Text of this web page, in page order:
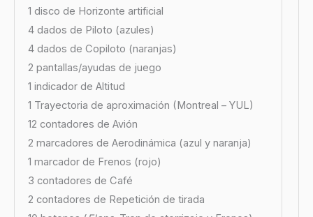
1 disco de Horizonte artificial
4 dados de Piloto (azules)
4 dados de Copiloto (naranjas)
2 pantallas/ayudas de juego
1 indicador de Altitud
1 Trayectoria de aproximación (Montreal – YUL)
12 contadores de Avión
2 marcadores de Aerodinámica (azul y naranja)
1 marcador de Frenos (rojo)
3 contadores de Café
2 contadores de Repetición de tirada